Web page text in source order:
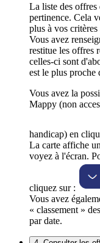
La liste des offres
pertinence. Cela
plus à vos critères
Vous avez
restitue les offres
celles-ci sont
est le plus proche
Vous avez la
Mappy (non
handicap) en
La carte affiche
voyez à l'écran.
cliquez sur :
Vous avez
« classement »
par date.